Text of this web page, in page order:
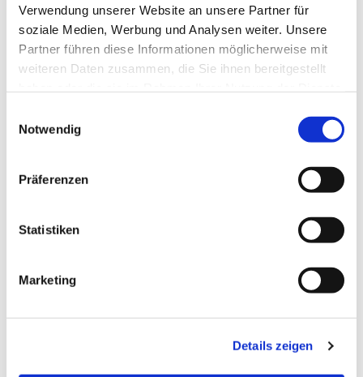
Verwendung unserer Website an unsere Partner für
soziale Medien, Werbung und Analysen weiter. Unsere
Partner führen diese Informationen möglicherweise mit
weiteren Daten zusammen, die Sie ihnen bereitgestellt
Notwendig
Präferenzen
Statistiken
Marketing
Details zeigen